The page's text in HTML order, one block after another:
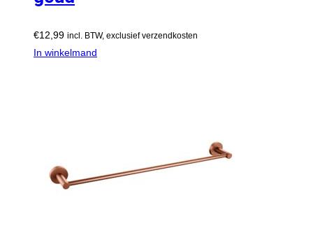
€12,99 incl. BTW, exclusief verzendkosten
In winkelmand